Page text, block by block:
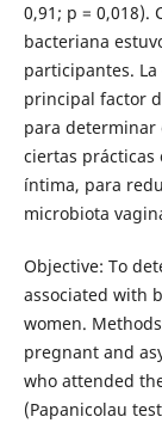
0,91; p = 0,018).
bacteriana
participantes.
principal factor
para determinar
ciertas prácticas
íntima, para
microbiota
Objective: To
associated with
women.
pregnant and
who attended
(Papanicolau